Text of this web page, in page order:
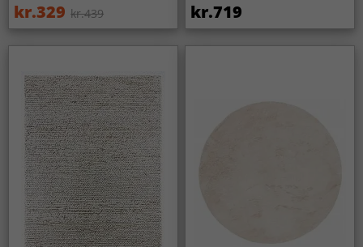
kr.329 kr.439 kr.719